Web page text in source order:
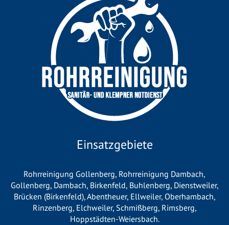
Einsatzgebiete
Rohrreinigung Gollenberg, Rohrreinigung Dambach,
Gollenberg, Dambach, Birkenfeld, Buhlenberg, Dienstweiler,
Brücken (Birkenfeld),Abentheuer, Ellweiler, Oberhambach,
Rinzenberg, Elchweiler, Schmißberg, Rimsberg,
Hoppstädten-Weiersbach.